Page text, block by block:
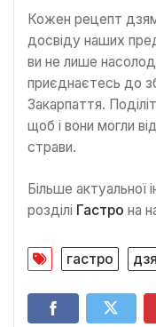
Кожен рецепт
досвіду наших
ви не лише
приєднаєтесь до
Закарпаття.
щоб і вони могли
страви.
Більше актуальної
розділі Гастро на
гастро